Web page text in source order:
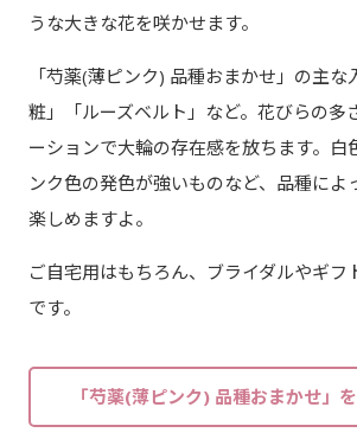
うな大きな花を咲かせます。
「芍薬(薄ピンク) 品種おまかせ」の主
粧」「ルーズベルト」など。花びらの多
ーションで大輪の存在感を放ちます。白
ンク色の発色が強いものなど、品種によ
楽しめますよ。
ご自宅用はもちろん、ブライダルやギフ
です。
「芍薬(薄ピンク) 品種おまかせ」